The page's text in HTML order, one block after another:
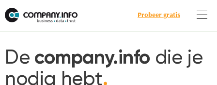
Probeer gratis
De company.info die je
nodig hebt.